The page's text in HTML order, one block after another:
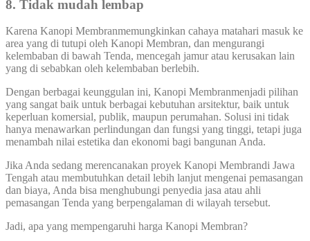
8. Tidak mudah lembap
Karena Kanopi Membranmemungkinkan cahaya matahari masuk ke
area yang di tutupi oleh Kanopi Membran, dan mengurangi
kelembaban di bawah Tenda, mencegah jamur atau kerusakan lain
yang di sebabkan oleh kelembaban berlebih.
Dengan berbagai keunggulan ini, Kanopi Membranmenjadi pilihan
yang sangat baik untuk berbagai kebutuhan arsitektur, baik untuk
keperluan komersial, publik, maupun perumahan. Solusi ini tidak
hanya menawarkan perlindungan dan fungsi yang tinggi, tetapi juga
menambah nilai estetika dan ekonomi bagi bangunan Anda.
Jika Anda sedang merencanakan proyek Kanopi Membrandi Jawa
Tengah atau membutuhkan detail lebih lanjut mengenai pemasangan
dan biaya, Anda bisa menghubungi penyedia jasa atau ahli
pemasangan Tenda yang berpengalaman di wilayah tersebut.
Jadi, apa yang mempengaruhi harga Kanopi Membran?